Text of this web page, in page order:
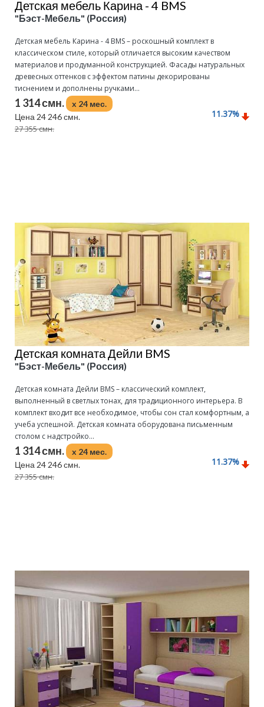
Детская мебель Карина - 4 BMS
"Бэст-Мебель" (Россия)
Детская мебель Карина - 4 BMS – роскошный комплект в
классическом стиле, который отличается высоким качеством
материалов и продуманной конструкцией. Фасады натуральных
древесных оттенков с эффектом патины декорированы
тиснением и дополнены ручками...
1 314 смн.
x 24 мес.
Цена 24 246 смн.
27 355 смн.
11.37%
Детская комната Дейли BMS
"Бэст-Мебель" (Россия)
Детская комната Дейли BMS – классический комплект,
выполненный в светлых тонах, для традиционного интерьера. В
комплект входит все необходимое, чтобы сон стал комфортным, а
учеба успешной. Детская комната оборудована письменным
столом с надстройко...
1 314 смн.
x 24 мес.
Цена 24 246 смн.
27 355 смн.
11.37%